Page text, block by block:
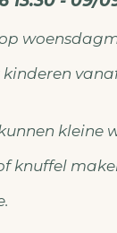
kinderen
kleine
knuffel